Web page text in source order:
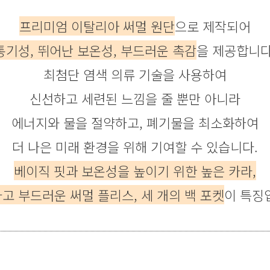
프리미엄 이탈리아 써멀 원단으로 제작되어
기성, 뛰어난 보온성, 부드러운 촉감을 제공합니
최첨단 염색 의류 기술을 사용하여
신선하고 세련된 느낌을 줄 뿐만 아니라
에너지와 물을 절약하고, 폐기물을 최소화하여
더 나은 미래 환경을 위해 기여할 수 있습니다.
베이직 핏과 보온성을 높이기 위한 높은 카라,
부드러운 써멀 플리스, 세 개의 백 포켓이 특징